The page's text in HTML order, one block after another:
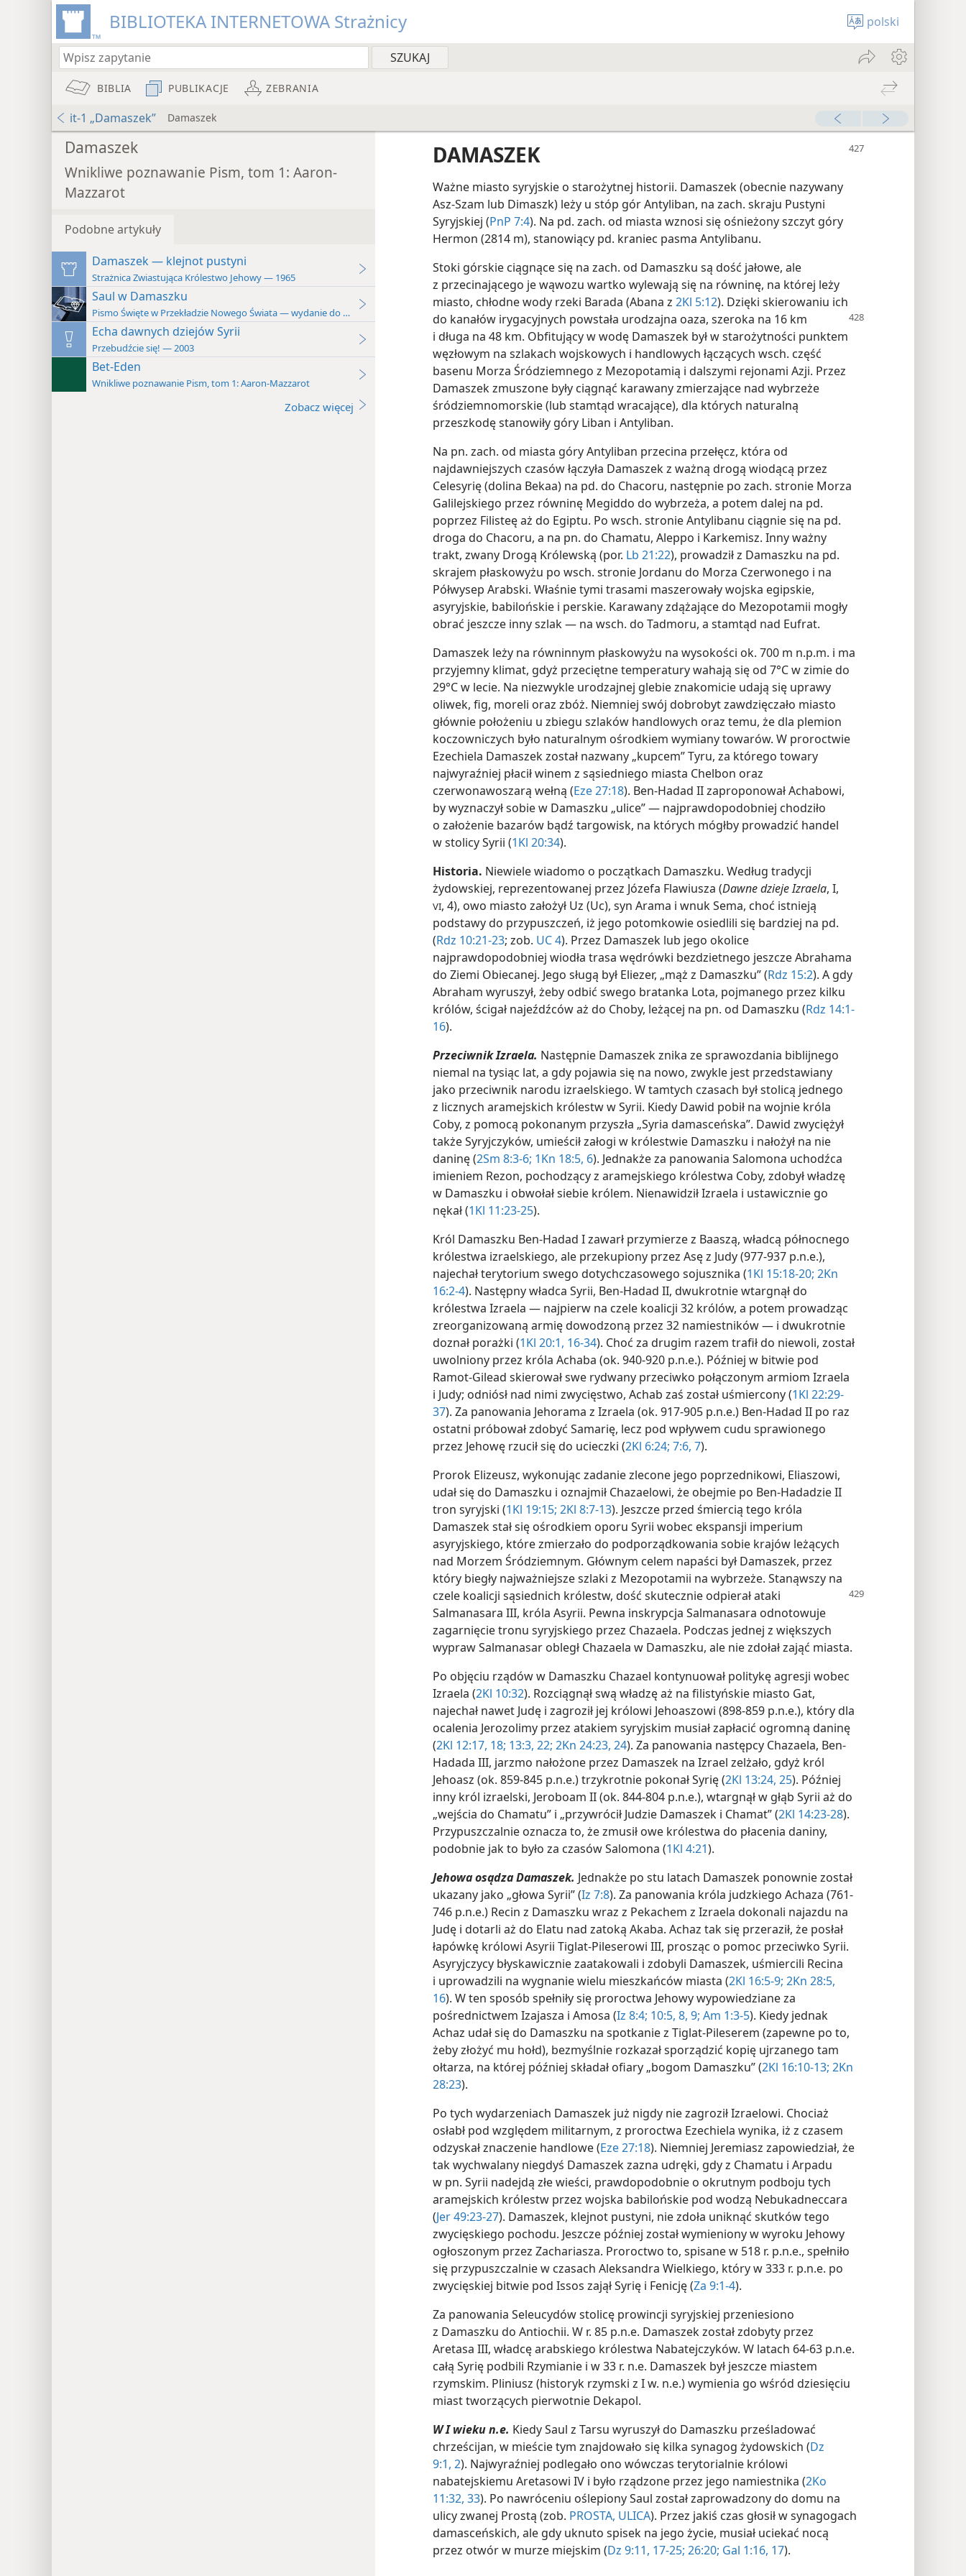
BIBLIOTEKA INTERNETOWA Strażnicy polski
BIBLIA PUBLIKACJE ZEBRANIA
it-1 „Damaszek” Damaszek
Damaszek
Wnikliwe poznawanie Pism, tom 1: Aaron-
Mazzarot
Podobne artykuły
Damaszek — klejnot pustyni
Strażnica Zwiastująca Królestwo Jehowy — 1965
Saul w Damaszku
Pismo Święte w Przekładzie Nowego Świata — wydanie do studium
Echa dawnych dziejów Syrii
Przebudźcie się! — 2003
Bet-Eden
Wnikliwe poznawanie Pism, tom 1: Aaron-Mazzarot
Zobacz więcej
DAMASZEK
Ważne miasto syryjskie o starożytnej historii. Damaszek (obecnie nazywany
Asz-Szam lub Dimaszk) leży u stóp gór Antyliban, na zach. skraju Pustyni
Syryjskiej (PnP 7:4). Na pd. zach. od miasta wznosi się ośnieżony szczyt góry
Hermon (2814 m), stanowiący pd. kraniec pasma Antylibanu.
Stoki górskie ciągnące się na zach. od Damaszku są dość jałowe, ale
z przecinającego je wąwozu wartko wylewają się na równinę, na której leży
miasto, chłodne wody rzeki Barada (Abana z 2Kl 5:12). Dzięki skierowaniu ich
do kanałów irygacyjnych powstała urodzajna oaza, szeroka na 16 km
i długa na 48 km. Obfitujący w wodę Damaszek był w starożytności punktem
węzłowym na szlakach wojskowych i handlowych łączących wsch. część
basenu Morza Śródziemnego z Mezopotamią i dalszymi rejonami Azji. Przez
Damaszek zmuszone były ciągnąć karawany zmierzające nad wybrzeże
śródziemnomorskie (lub stamtąd wracające), dla których naturalną
przeszkodę stanowiły góry Liban i Antyliban.
Na pn. zach. od miasta góry Antyliban przecina przełęcz, która od
najdawniejszych czasów łączyła Damaszek z ważną drogą wiodącą przez
Celesyrię (dolina Bekaa) na pd. do Chacoru, następnie po zach. stronie Morza
Galilejskiego przez równinę Megiddo do wybrzeża, a potem dalej na pd.
poprzez Filisteę aż do Egiptu. Po wsch. stronie Antylibanu ciągnie się na pd.
droga do Chacoru, a na pn. do Chamatu, Aleppo i Karkemisz. Inny ważny
trakt, zwany Drogą Królewską (por. Lb 21:22), prowadził z Damaszku na pd.
skrajem płaskowyżu po wsch. stronie Jordanu do Morza Czerwonego i na
Półwysep Arabski. Właśnie tymi trasami maszerowały wojska egipskie,
asyryjskie, babilońskie i perskie. Karawany zdążające do Mezopotamii mogły
obrać jeszcze inny szlak — na wsch. do Tadmoru, a stamtąd nad Eufrat.
Damaszek leży na równinnym płaskowyżu na wysokości ok. 700 m n.p.m. i ma
przyjemny klimat, gdyż przeciętne temperatury wahają się od 7°C w zimie do
29°C w lecie. Na niezwykle urodzajnej glebie znakomicie udają się uprawy
oliwek, fig, moreli oraz zbóż. Niemniej swój dobrobyt zawdzięczało miasto
głównie położeniu u zbiegu szlaków handlowych oraz temu, że dla plemion
koczowniczych było naturalnym ośrodkiem wymiany towarów. W proroctwie
Ezechiela Damaszek został nazwany „kupcem” Tyru, za którego towary
najwyraźniej płacił winem z sąsiedniego miasta Chelbon oraz
czerwonawoszarą wełną (Eze 27:18). Ben-Hadad II zaproponował Achabowi,
by wyznaczył sobie w Damaszku „ulice” — najprawdopodobniej chodziło
o założenie bazarów bądź targowisk, na których mógłby prowadzić handel
w stolicy Syrii (1Kl 20:34).
Historia. Niewiele wiadomo o początkach Damaszku. Według tradycji
żydowskiej, reprezentowanej przez Józefa Flawiusza (Dawne dzieje Izraela, I,
VI, 4), owo miasto założył Uz (Uc), syn Arama i wnuk Sema, choć istnieją
podstawy do przypuszczeń, iż jego potomkowie osiedlili się bardziej na pd.
(Rdz 10:21-23; zob. UC 4). Przez Damaszek lub jego okolice
najprawdopodobniej wiodła trasa wędrówki bezdzietnego jeszcze Abrahama
do Ziemi Obiecanej. Jego sługą był Eliezer, „mąż z Damaszku” (Rdz 15:2). A gdy
Abraham wyruszył, żeby odbić swego bratanka Lota, pojmanego przez kilku
królów, ścigał najeźdźców aż do Choby, leżącej na pn. od Damaszku (Rdz 14:1-
16).
Przeciwnik Izraela. Następnie Damaszek znika ze sprawozdania biblijnego
niemal na tysiąc lat, a gdy pojawia się na nowo, zwykle jest przedstawiany
jako przeciwnik narodu izraelskiego. W tamtych czasach był stolicą jednego
z licznych aramejskich królestw w Syrii. Kiedy Dawid pobił na wojnie króla
Coby, z pomocą pokonanym przyszła „Syria damasceńska”. Dawid zwyciężył
także Syryjczyków, umieścił załogi w królestwie Damaszku i nałożył na nie
daninę (2Sm 8:3-6; 1Kn 18:5, 6). Jednakże za panowania Salomona uchodźca
imieniem Rezon, pochodzący z aramejskiego królestwa Coby, zdobył władzę
w Damaszku i obwołał siebie królem. Nienawidził Izraela i ustawicznie go
nękał (1Kl 11:23-25).
Król Damaszku Ben-Hadad I zawarł przymierze z Baaszą, władcą północnego
królestwa izraelskiego, ale przekupiony przez Asę z Judy (977-937 p.n.e.),
najechał terytorium swego dotychczasowego sojusznika (1Kl 15:18-20; 2Kn
16:2-4). Następny władca Syrii, Ben-Hadad II, dwukrotnie wtargnął do
królestwa Izraela — najpierw na czele koalicji 32 królów, a potem prowadząc
zreorganizowaną armię dowodzoną przez 32 namiestników — i dwukrotnie
doznał porażki (1Kl 20:1, 16-34). Choć za drugim razem trafił do niewoli, został
uwolniony przez króla Achaba (ok. 940-920 p.n.e.). Później w bitwie pod
Ramot-Gilead skierował swe rydwany przeciwko połączonym armiom Izraela
i Judy; odniósł nad nimi zwycięstwo, Achab zaś został uśmiercony (1Kl 22:29-
37). Za panowania Jehorama z Izraela (ok. 917-905 p.n.e.) Ben-Hadad II po raz
ostatni próbował zdobyć Samarię, lecz pod wpływem cudu sprawionego
przez Jehowę rzucił się do ucieczki (2Kl 6:24; 7:6, 7).
Prorok Elizeusz, wykonując zadanie zlecone jego poprzednikowi, Eliaszowi,
udał się do Damaszku i oznajmił Chazaelowi, że obejmie po Ben-Hadadzie II
tron syryjski (1Kl 19:15; 2Kl 8:7-13). Jeszcze przed śmiercią tego króla
Damaszek stał się ośrodkiem oporu Syrii wobec ekspansji imperium
asyryjskiego, które zmierzało do podporządkowania sobie krajów leżących
nad Morzem Śródziemnym. Głównym celem napaści był Damaszek, przez
który biegły najważniejsze szlaki z Mezopotamii na wybrzeże. Stanąwszy na
czele koalicji sąsiednich królestw, dość skutecznie odpierał ataki
Salmanasara III, króla Asyrii. Pewna inskrypcja Salmanasara odnotowuje
zagarnięcie tronu syryjskiego przez Chazaela. Podczas jednej z większych
wypraw Salmanasar obległ Chazaela w Damaszku, ale nie zdołał zająć miasta.
Po objęciu rządów w Damaszku Chazael kontynuował politykę agresji wobec
Izraela (2Kl 10:32). Rozciągnął swą władzę aż na filistyńskie miasto Gat,
najechał nawet Judę i zagroził jej królowi Jehoaszowi (898-859 p.n.e.), który dla
ocalenia Jerozolimy przez atakiem syryjskim musiał zapłacić ogromną daninę
(2Kl 12:17, 18; 13:3, 22; 2Kn 24:23, 24). Za panowania następcy Chazaela, Ben-
Hadada III, jarzmo nałożone przez Damaszek na Izrael zelżało, gdyż król
Jehoasz (ok. 859-845 p.n.e.) trzykrotnie pokonał Syrię (2Kl 13:24, 25). Później
inny król izraelski, Jeroboam II (ok. 844-804 p.n.e.), wtargnął w głąb Syrii aż do
„wejścia do Chamatu” i „przywrócił Judzie Damaszek i Chamat” (2Kl 14:23-28).
Przypuszczalnie oznacza to, że zmusił owe królestwa do płacenia daniny,
podobnie jak to było za czasów Salomona (1Kl 4:21).
Jehowa osądza Damaszek. Jednakże po stu latach Damaszek ponownie został
ukazany jako „głowa Syrii” (Iz 7:8). Za panowania króla judzkiego Achaza (761-
746 p.n.e.) Recin z Damaszku wraz z Pekachem z Izraela dokonali najazdu na
Judę i dotarli aż do Elatu nad zatoką Akaba. Achaz tak się przeraził, że posłał
łapówkę królowi Asyrii Tiglat-Pileserowi III, prosząc o pomoc przeciwko Syrii.
Asyryjczycy błyskawicznie zaatakowali i zdobyli Damaszek, uśmiercili Recina
i uprowadzili na wygnanie wielu mieszkańców miasta (2Kl 16:5-9; 2Kn 28:5,
16). W ten sposób spełniły się proroctwa Jehowy wypowiedziane za
pośrednictwem Izajasza i Amosa (Iz 8:4; 10:5, 8, 9; Am 1:3-5). Kiedy jednak
Achaz udał się do Damaszku na spotkanie z Tiglat-Pileserem (zapewne po to,
żeby złożyć mu hołd), bezmyślnie rozkazał sporządzić kopię ujrzanego tam
ołtarza, na której później składał ofiary „bogom Damaszku” (2Kl 16:10-13; 2Kn
28:23).
Po tych wydarzeniach Damaszek już nigdy nie zagroził Izraelowi. Chociaż
osłabł pod względem militarnym, z proroctwa Ezechiela wynika, iż z czasem
odzyskał znaczenie handlowe (Eze 27:18). Niemniej Jeremiasz zapowiedział, że
tak wychwalany niegdyś Damaszek zazna udręki, gdy z Chamatu i Arpadu
w pn. Syrii nadejdą złe wieści, prawdopodobnie o okrutnym podboju tych
aramejskich królestw przez wojska babilońskie pod wodzą Nebukadneccara
(Jer 49:23-27). Damaszek, klejnot pustyni, nie zdoła uniknąć skutków tego
zwycięskiego pochodu. Jeszcze później został wymieniony w wyroku Jehowy
ogłoszonym przez Zachariasza. Proroctwo to, spisane w 518 r. p.n.e., spełniło
się przypuszczalnie w czasach Aleksandra Wielkiego, który w 333 r. p.n.e. po
zwycięskiej bitwie pod Issos zajął Syrię i Fenicję (Za 9:1-4).
Za panowania Seleucydów stolicę prowincji syryjskiej przeniesiono
z Damaszku do Antiochii. W r. 85 p.n.e. Damaszek został zdobyty przez
Aretasa III, władcę arabskiego królestwa Nabatejczyków. W latach 64-63 p.n.e.
całą Syrię podbili Rzymianie i w 33 r. n.e. Damaszek był jeszcze miastem
rzymskim. Pliniusz (historyk rzymski z I w. n.e.) wymienia go wśród dziesięciu
miast tworzących pierwotnie Dekapol.
W I wieku n.e. Kiedy Saul z Tarsu wyruszył do Damaszku prześladować
chrześcijan, w mieście tym znajdowało się kilka synagog żydowskich (Dz
9:1, 2). Najwyraźniej podlegało ono wówczas terytorialnie królowi
nabatejskiemu Aretasowi IV i było rządzone przez jego namiestnika (2Ko
11:32, 33). Po nawróceniu oślepiony Saul został zaprowadzony do domu na
ulicy zwanej Prostą (zob. PROSTA, ULICA). Przez jakiś czas głosił w synagogach
damasceńskich, ale gdy uknuto spisek na jego życie, musiał uciekać nocą
przez otwór w murze miejskim (Dz 9:11, 17-25; 26:20; Gal 1:16, 17).